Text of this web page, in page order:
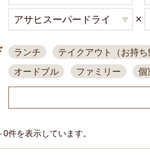
×
ランチ テイクアウト（お持ち
オードブル
ファミリー 個
接待・会食
ちょい飲み コ
結婚式二次会
夜10時以降入店可
県産魚
件を表示しています。